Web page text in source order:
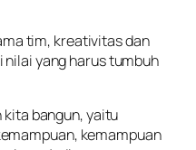
tim, kreativitas dan
yang harus tumbuh
kita bangun, yaitu
kemampuan